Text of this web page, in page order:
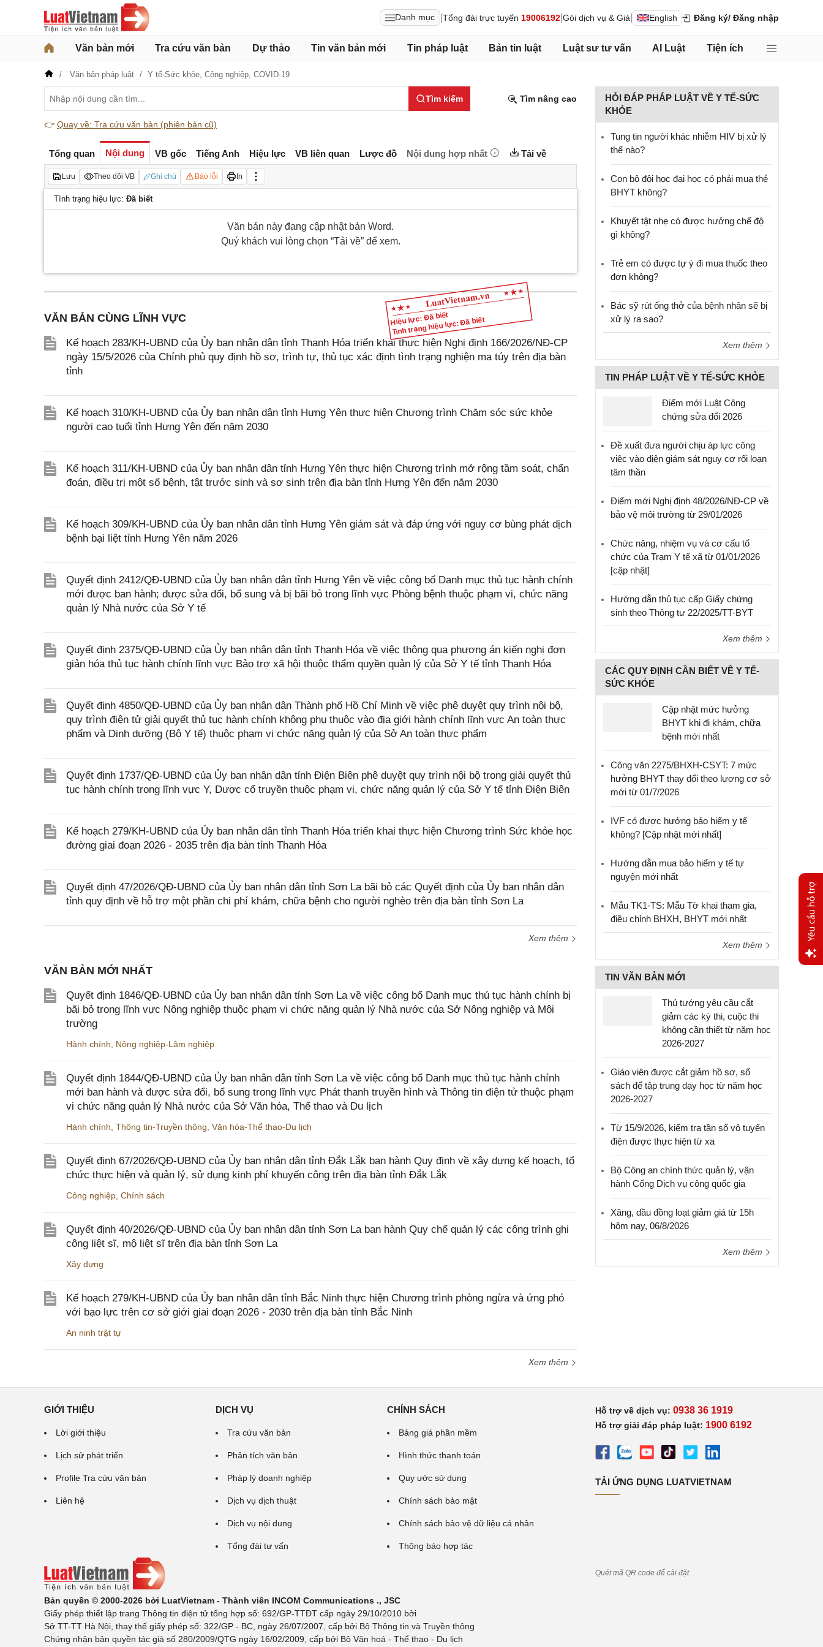
Danh mục Tổng đài trực tuyến 19006192 Gói dịch vụ & Giá English Đăng ký/ Đăng nhập
Văn bản mới Tra cứu văn bản Dự thảo Tin văn bản mới Tin pháp luật Bản tin luật Luật sư tư vấn AI Luật Tiện ích
Văn bản pháp luật Y tế-Sức khỏe, Công nghiệp, COVID-19
Tìm kiếm Tìm nâng cao
👉 Quay về: Tra cứu văn bản (phiên bản cũ)
Tổng quan Nội dung VB gốc Tiếng Anh Hiệu lực VB liên quan Lược đồ Nội dung hợp nhất Tải về
Lưu Theo dõi VB Ghi chú Báo lỗi In
Tình trạng hiệu lực: Đã biết
Hiệu lực: Đã biết
Tình trạng hiệu lực: Đã biết
Văn bản này đang cập nhật bản Word.
Quý khách vui lòng chọn “Tải về” để xem.
VĂN BẢN CÙNG LĨNH VỰC
Kế hoạch 283/KH-UBND của Ủy ban nhân dân tỉnh Thanh Hóa triển khai thực hiện Nghị định 166/2026/NĐ-CP
ngày 15/5/2026 của Chính phủ quy định hồ sơ, trình tự, thủ tục xác định tình trạng nghiện ma túy trên địa bàn
tỉnh
Kế hoạch 310/KH-UBND của Ủy ban nhân dân tỉnh Hưng Yên thực hiện Chương trình Chăm sóc sức khỏe
người cao tuổi tỉnh Hưng Yên đến năm 2030
Kế hoạch 311/KH-UBND của Ủy ban nhân dân tỉnh Hưng Yên thực hiện Chương trình mở rộng tầm soát, chẩn
đoán, điều trị một số bệnh, tật trước sinh và sơ sinh trên địa bàn tỉnh Hưng Yên đến năm 2030
Kế hoạch 309/KH-UBND của Ủy ban nhân dân tỉnh Hưng Yên giám sát và đáp ứng với nguy cơ bùng phát dịch
bệnh bại liệt tỉnh Hưng Yên năm 2026
Quyết định 2412/QĐ-UBND của Ủy ban nhân dân tỉnh Hưng Yên về việc công bố Danh mục thủ tục hành chính
mới được ban hành; được sửa đổi, bổ sung và bị bãi bỏ trong lĩnh vực Phòng bệnh thuộc phạm vi, chức năng
quản lý Nhà nước của Sở Y tế
Quyết định 2375/QĐ-UBND của Ủy ban nhân dân tỉnh Thanh Hóa về việc thông qua phương án kiến nghị đơn
giản hóa thủ tục hành chính lĩnh vực Bảo trợ xã hội thuộc thẩm quyền quản lý của Sở Y tế tỉnh Thanh Hóa
Quyết định 4850/QĐ-UBND của Ủy ban nhân dân Thành phố Hồ Chí Minh về việc phê duyệt quy trình nội bộ,
quy trình điện tử giải quyết thủ tục hành chính không phụ thuộc vào địa giới hành chính lĩnh vực An toàn thực
phẩm và Dinh dưỡng (Bộ Y tế) thuộc phạm vi chức năng quản lý của Sở An toàn thực phẩm
Quyết định 1737/QĐ-UBND của Ủy ban nhân dân tỉnh Điện Biên phê duyệt quy trình nội bộ trong giải quyết thủ
tục hành chính trong lĩnh vực Y, Dược cổ truyền thuộc phạm vi, chức năng quản lý của Sở Y tế tỉnh Điện Biên
Kế hoạch 279/KH-UBND của Ủy ban nhân dân tỉnh Thanh Hóa triển khai thực hiện Chương trình Sức khỏe học
đường giai đoạn 2026 - 2035 trên địa bàn tỉnh Thanh Hóa
Quyết định 47/2026/QĐ-UBND của Ủy ban nhân dân tỉnh Sơn La bãi bỏ các Quyết định của Ủy ban nhân dân
tỉnh quy định về hỗ trợ một phần chi phí khám, chữa bệnh cho người nghèo trên địa bàn tỉnh Sơn La
Xem thêm
VĂN BẢN MỚI NHẤT
Quyết định 1846/QĐ-UBND của Ủy ban nhân dân tỉnh Sơn La về việc công bố Danh mục thủ tục hành chính bị
bãi bỏ trong lĩnh vực Nông nghiệp thuộc phạm vi chức năng quản lý Nhà nước của Sở Nông nghiệp và Môi
trường
Hành chính Nông nghiệp-Lâm nghiệp
Quyết định 1844/QĐ-UBND của Ủy ban nhân dân tỉnh Sơn La về việc công bố Danh mục thủ tục hành chính
mới ban hành và được sửa đổi, bổ sung trong lĩnh vực Phát thanh truyền hình và Thông tin điện tử thuộc phạm
vi chức năng quản lý Nhà nước của Sở Văn hóa, Thể thao và Du lịch
Hành chính Thông tin-Truyền thông Văn hóa-Thể thao-Du lịch
Quyết định 67/2026/QĐ-UBND của Ủy ban nhân dân tỉnh Đắk Lắk ban hành Quy định về xây dựng kế hoạch, tổ
chức thực hiện và quản lý, sử dụng kinh phí khuyến công trên địa bàn tỉnh Đắk Lắk
Công nghiệp Chính sách
Quyết định 40/2026/QĐ-UBND của Ủy ban nhân dân tỉnh Sơn La ban hành Quy chế quản lý các công trình ghi
công liệt sĩ, mộ liệt sĩ trên địa bàn tỉnh Sơn La
Xây dựng
Kế hoạch 279/KH-UBND của Ủy ban nhân dân tỉnh Bắc Ninh thực hiện Chương trình phòng ngừa và ứng phó
với bạo lực trên cơ sở giới giai đoạn 2026 - 2030 trên địa bàn tỉnh Bắc Ninh
An ninh trật tự
Xem thêm
HỎI ĐÁP PHÁP LUẬT VỀ Y TẾ-SỨC
KHỎE
Tung tin người khác nhiễm HIV bị xử lý
thế nào?
Con bộ đội học đại học có phải mua thẻ
BHYT không?
Khuyết tật nhẹ có được hưởng chế độ
gì không?
Trẻ em có được tự ý đi mua thuốc theo
đơn không?
Bác sỹ rút ống thở của bệnh nhân sẽ bị
xử lý ra sao?
Xem thêm
TIN PHÁP LUẬT VỀ Y TẾ-SỨC KHỎE
Điểm mới Luật Công
chứng sửa đổi 2026
Đề xuất đưa người chịu áp lực công
việc vào diện giám sát nguy cơ rối loạn
tâm thần
Điểm mới Nghị định 48/2026/NĐ-CP về
bảo vệ môi trường từ 29/01/2026
Chức năng, nhiệm vụ và cơ cấu tổ
chức của Trạm Y tế xã từ 01/01/2026
[cập nhật]
Hướng dẫn thủ tục cấp Giấy chứng
sinh theo Thông tư 22/2025/TT-BYT
Xem thêm
CÁC QUY ĐỊNH CẦN BIẾT VỀ Y TẾ-
SỨC KHỎE
Cập nhật mức hưởng
BHYT khi đi khám, chữa
bệnh mới nhất
Công văn 2275/BHXH-CSYT: 7 mức
hưởng BHYT thay đổi theo lương cơ sở
mới từ 01/7/2026
IVF có được hưởng bảo hiểm y tế
không? [Cập nhật mới nhất]
Hướng dẫn mua bảo hiểm y tế tự
nguyện mới nhất
Mẫu TK1-TS: Mẫu Tờ khai tham gia,
điều chỉnh BHXH, BHYT mới nhất
Xem thêm
TIN VĂN BẢN MỚI
Thủ tướng yêu cầu cắt
giảm các kỳ thi, cuộc thi
không cần thiết từ năm học
2026-2027
Giáo viên được cắt giảm hồ sơ, sổ
sách để tập trung dạy học từ năm học
2026-2027
Từ 15/9/2026, kiểm tra tần số vô tuyến
điện được thực hiện từ xa
Bộ Công an chính thức quản lý, vận
hành Cổng Dịch vụ công quốc gia
Xăng, dầu đồng loạt giảm giá từ 15h
hôm nay, 06/8/2026
Xem thêm
GIỚI THIỆU
Lời giới thiệu
Lịch sử phát triển
Profile Tra cứu văn bản
Liên hệ
DỊCH VỤ
Tra cứu văn bản
Phân tích văn bản
Pháp lý doanh nghiệp
Dịch vụ dịch thuật
Dịch vụ nội dung
Tổng đài tư vấn
CHÍNH SÁCH
Bảng giá phần mềm
Hình thức thanh toán
Quy ước sử dụng
Chính sách bảo mật
Chính sách bảo vệ dữ liệu cá nhân
Thông báo hợp tác
Bản quyền © 2000-2026 bởi LuatVietnam - Thành viên INCOM Communications ., JSC
Giấy phép thiết lập trang Thông tin điện tử tổng hợp số: 692/GP-TTĐT cấp ngày 29/10/2010 bởi
Sở TT-TT Hà Nội, thay thế giấy phép số: 322/GP - BC, ngày 26/07/2007, cấp bởi Bộ Thông tin và Truyền thông
Chứng nhận bản quyền tác giả số 280/2009/QTG ngày 16/02/2009, cấp bởi Bộ Văn hoá - Thể thao - Du lịch
Hỗ trợ về dịch vụ: 0938 36 1919
Hỗ trợ giải đáp pháp luật: 1900 6192
TẢI ỨNG DỤNG LUATVIETNAM
Quét mã QR code để cài đặt